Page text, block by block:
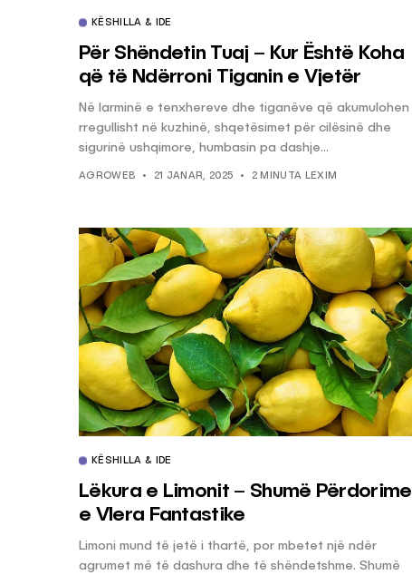
KËSHILLA & IDE
Për Shëndetin Tuaj – Kur Është Koha
që të Ndërroni Tiganin e Vjetër
Në larminë e tenxhereve dhe tiganëve që akumulohen
rregullisht në kuzhinë, shqetësimet për cilësinë dhe
sigurinë ushqimore, humbasin pa dashje...
AGROWEB 21 JANAR, 2025 2 MINUTA LEXIM
KËSHILLA & IDE
Lëkura e Limonit – Shumë Përdorime
e Vlera Fantastike
Limoni mund të jetë i thartë, por mbetet një ndër
agrumet më të dashura dhe të shëndetshme. Shumë